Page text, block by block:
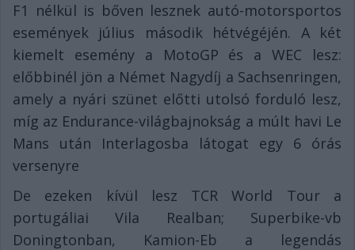
F1 nélkül is bőven lesznek autó-motorsportos
események július második hétvégéjén. A két
kiemelt esemény a MotoGP és a WEC lesz:
előbbinél jön a Német Nagydíj a Sachsenringen,
amely a nyári szünet előtti utolsó forduló lesz,
míg az Endurance-világbajnokság a múlt havi Le
Mans után Interlagosba látogat egy 6 órás
versenyre
De ezeken kívül lesz TCR World Tour a
portugáliai Vila Realban; Superbike-vb
Doningtonban, Kamion-Eb a legendás